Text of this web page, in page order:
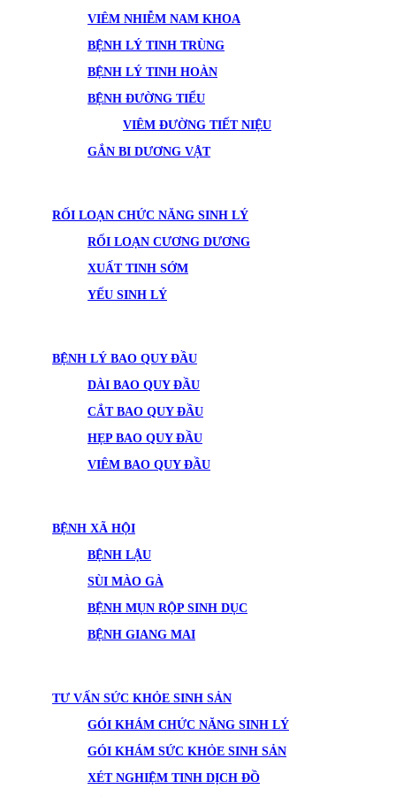
VIÊM NHIỄM NAM KHOA
BỆNH LÝ TINH TRÙNG
BỆNH LÝ TINH HOÀN
BỆNH ĐƯỜNG TIỂU
VIÊM ĐƯỜNG TIẾT NIỆU
GẮN BI DƯƠNG VẬT
RỐI LOẠN CHỨC NĂNG SINH LÝ
RỐI LOẠN CƯƠNG DƯƠNG
XUẤT TINH SỚM
YẾU SINH LÝ
BỆNH LÝ BAO QUY ĐẦU
DÀI BAO QUY ĐẦU
CẮT BAO QUY ĐẦU
HẸP BAO QUY ĐẦU
VIÊM BAO QUY ĐẦU
BỆNH XÃ HỘI
BỆNH LẬU
SÙI MÀO GÀ
BỆNH MỤN RỘP SINH DỤC
BỆNH GIANG MAI
TƯ VẤN SỨC KHỎE SINH SẢN
GÓI KHÁM CHỨC NĂNG SINH LÝ
GÓI KHÁM SỨC KHỎE SINH SẢN
XÉT NGHIỆM TINH DỊCH ĐỒ